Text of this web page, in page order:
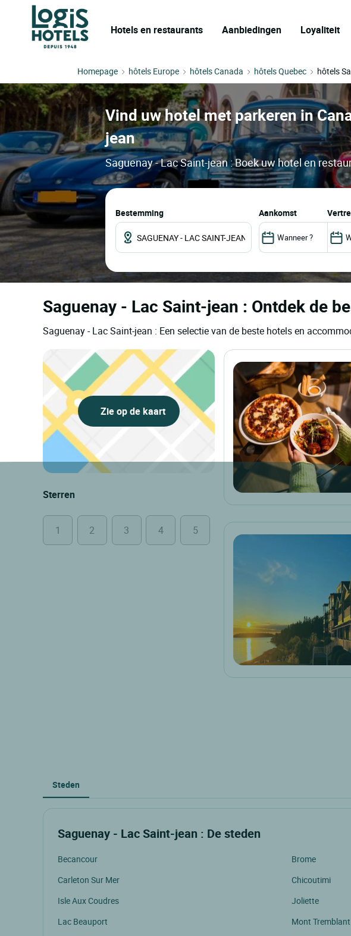
Hotels en restaurants Aanbiedingen Loyaliteit
Homepage hôtels Europe hôtels Canada hôtels Quebec hôtels
Vind uw hotel met parkeren in
jean
Saguenay - Lac Saint-jean : Boek uw hotel en
Bestemming aankomst
Saguenay - Lac Saint-jean : Ontdek de
Saguenay - Lac Saint-jean : Een selectie van de beste hotels en
Zie op de kaart
Sterren
1 2 3 4 5
Steden
Saguenay - Lac Saint-jean : De steden
Becancour Brome
Carleton Sur Mer
Chicoutimi
Isle Aux Coudres
Joliette
Lac Beauport
Mont Tremblant